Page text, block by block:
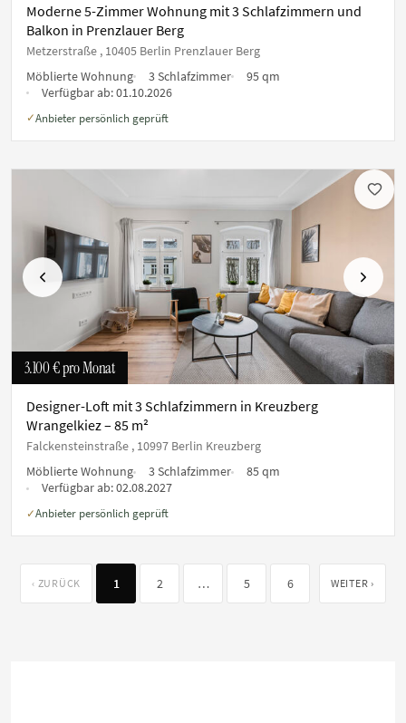
Moderne 5-Zimmer Wohnung mit 3 Schlafzimmern und
Balkon in Prenzlauer Berg
Metzerstraße , 10405 Berlin Prenzlauer Berg
Möblierte Wohnung
3 Schlafzimmer
95 qm
Verfügbar ab:01.10.2026
✓Anbieter persönlich geprüft
Vorherige Nächste
3.100 €pro Monat
Designer-Loft mit 3 Schlafzimmern in Kreuzberg
Wrangelkiez – 85 m²
Falckensteinstraße , 10997 Berlin Kreuzberg
Möblierte Wohnung
3 Schlafzimmer
85 qm
Verfügbar ab:02.08.2027
✓Anbieter persönlich geprüft
‹ ZURÜCK 1 2 … 5 6 WEITER ›